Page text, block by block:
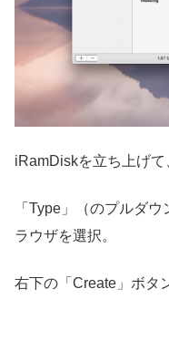
iRamDiskを立ち上げて
「Type」（のプルダ
ラウザを選択。
右下の「Create」ボタ